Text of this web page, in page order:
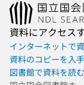
資料にアクセス
インターネットで
資料のコピーを入
図書館で資料を読む